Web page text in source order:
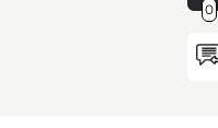
0